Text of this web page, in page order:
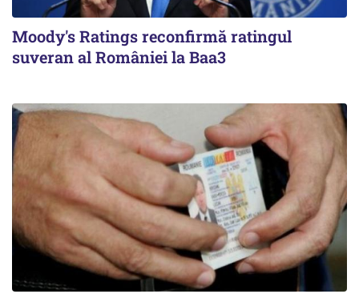
Moody's Ratings reconfirmă ratingul
suveran al României la Baa3